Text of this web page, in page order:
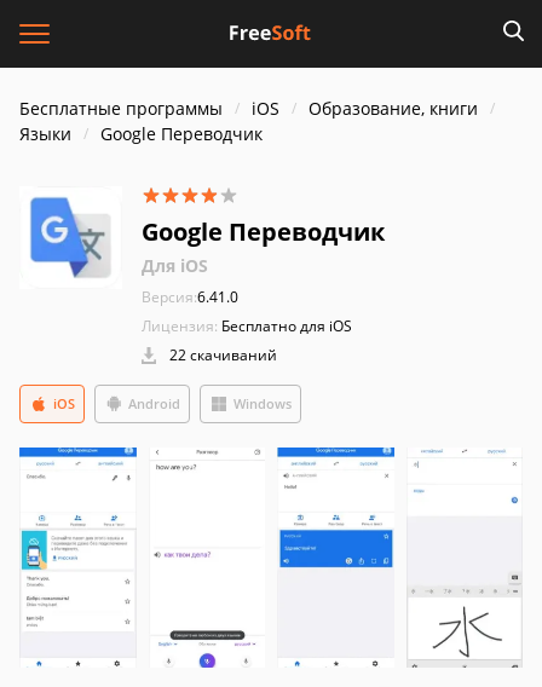
Бесплатные программы iOS
Образование, книги
Языки
Google Переводчик
Google Переводчик
Для iOS
Версия:6.41.0
Лицензия: Бесплатно для iOS
22 скачиваний
Android
iOS Windows